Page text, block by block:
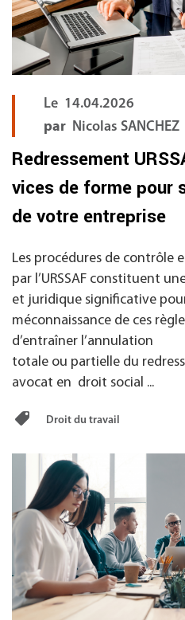
Le 14.04.2026
par Nicolas
Redressement
vices de forme pour
de votre entreprise
Les procédures de contrôle
par l’URSSAF constituent
et juridique significative
méconnaissance de ces
d’entraîner l’annulation
totale ou partielle du
avocat en droit social ...
Droit du travail